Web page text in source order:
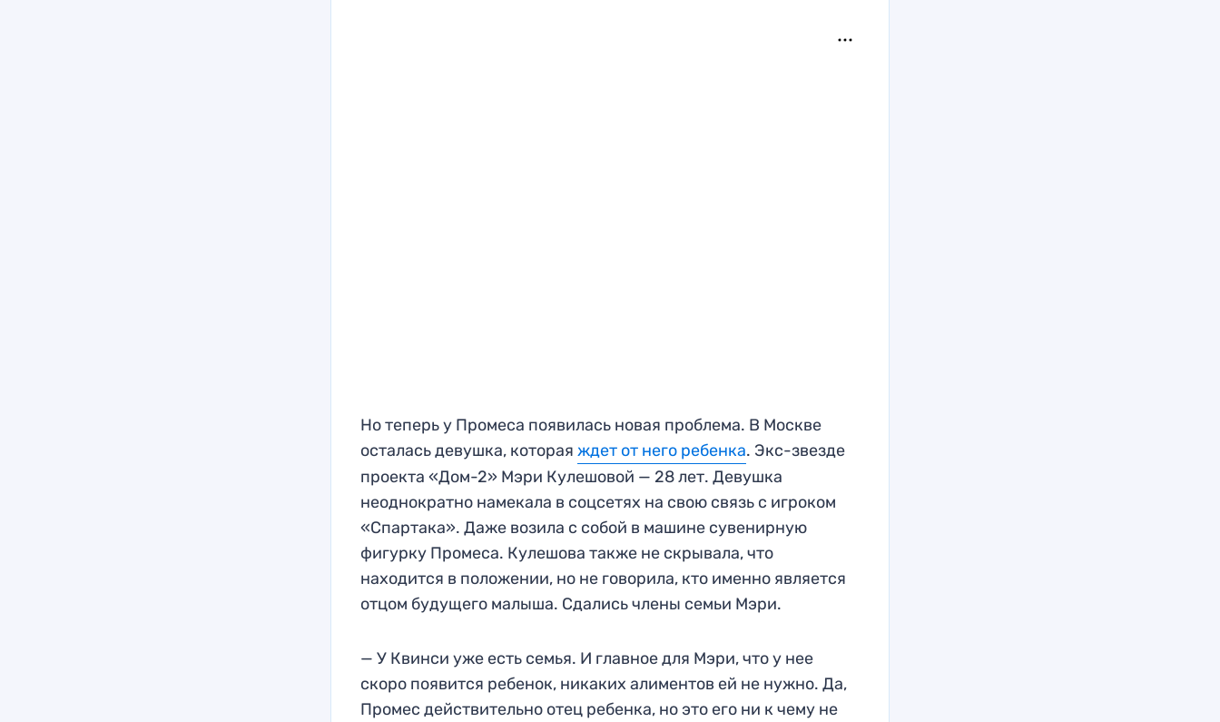
Но теперь у Промеса появилась новая проблема. В Москве
осталась девушка, котораяждет от него ребенка. Экс-звезде
проекта «Дом-2» Мэри Кулешовой — 28 лет. Девушка
неоднократно намекала в соцсетях на свою связь с игроком
«Спартака». Даже возила с собой в машине сувенирную
фигурку Промеса. Кулешова также не скрывала, что
находится в положении, но не говорила, кто именно является
отцом будущего малыша. Сдались члены семьи Мэри.
— У Квинси уже есть семья. И главное для Мэри, что у нее
скоро появится ребенок, никаких алиментов ей не нужно. Да,
Промес действительно отец ребенка, но это его ни к чему не